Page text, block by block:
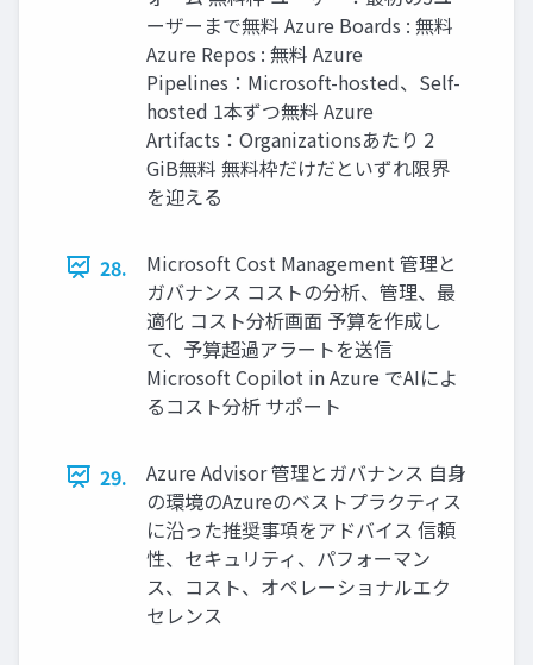
ーザーまで無料 Azure Boards : 無料
Azure Repos : 無料 Azure
Pipelines：Microsoft-hosted、Self-
hosted 1本ずつ無料 Azure
Artifacts：Organizationsあたり 2
GiB無料 無料枠だけだといずれ限界
を迎える
28.
Microsoft Cost Management 管理と
ガバナンス コストの分析、管理、最
適化 コスト分析画面 予算を作成し
て、予算超過アラートを送信
Microsoft Copilot in Azure でAIによ
るコスト分析 サポート
29.
Azure Advisor 管理とガバナンス 自身
の環境のAzureのベストプラクティス
に沿った推奨事項をアドバイス 信頼
性、セキュリティ、パフォーマン
ス、コスト、オペレーショナルエク
セレンス